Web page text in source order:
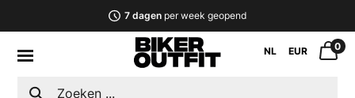
7 dagenper week geopend
NL EUR 0